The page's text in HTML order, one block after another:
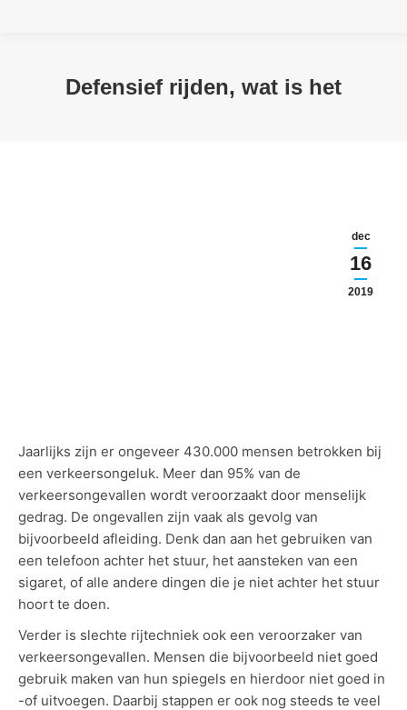
Defensief rijden, wat is het
dec
16
2019
Jaarlijks zijn er ongeveer 430.000 mensen betrokken bij
een verkeersongeluk. Meer dan 95% van de
verkeersongevallen wordt veroorzaakt door menselijk
gedrag. De ongevallen zijn vaak als gevolg van
bijvoorbeeld afleiding. Denk dan aan het gebruiken van
een telefoon achter het stuur, het aansteken van een
sigaret, of alle andere dingen die je niet achter het stuur
hoort te doen.
Verder is slechte rijtechniek ook een veroorzaker van
verkeersongevallen. Mensen die bijvoorbeeld niet goed
gebruik maken van hun spiegels en hierdoor niet goed in
-of uitvoegen. Daarbij stappen er ook nog steeds te veel